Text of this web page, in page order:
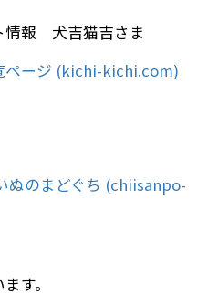
情報 犬吉猫吉さま
ページ (kichi-kichi.com)
ぬのまどぐち (chiisanpo-
す。